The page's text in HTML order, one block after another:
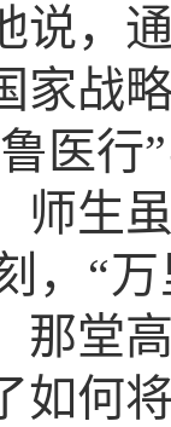
说，
家战
医行
师生
，“
那堂
如何